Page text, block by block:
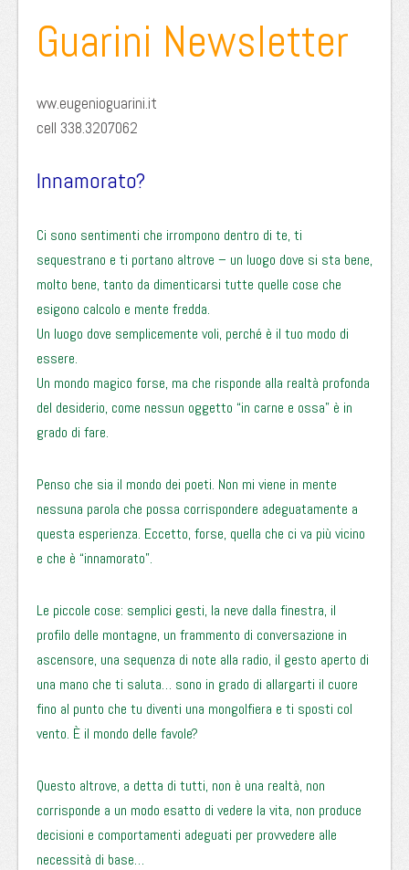
Guarini Newsletter
ww.eugenioguarini.it
cell 338.3207062
Innamorato?
Ci sono sentimenti che irrompono dentro di te, ti
sequestrano e ti portano altrove – un luogo dove si sta bene,
molto bene, tanto da dimenticarsi tutte quelle cose che
esigono calcolo e mente fredda.
Un luogo dove semplicemente voli, perché è il tuo modo di
essere.
Un mondo magico forse, ma che risponde alla realtà profonda
del desiderio, come nessun oggetto “in carne e ossa” è in
grado di fare.
Penso che sia il mondo dei poeti. Non mi viene in mente
nessuna parola che possa corrispondere adeguatamente a
questa esperienza. Eccetto, forse, quella che ci va più vicino
e che è “innamorato”.
Le piccole cose: semplici gesti, la neve dalla finestra, il
profilo delle montagne, un frammento di conversazione in
ascensore, una sequenza di note alla radio, il gesto aperto di
una mano che ti saluta… sono in grado di allargarti il cuore
fino al punto che tu diventi una mongolfiera e ti sposti col
vento. È il mondo delle favole?
Questo altrove, a detta di tutti, non è una realtà, non
corrisponde a un modo esatto di vedere la vita, non produce
decisioni e comportamenti adeguati per provvedere alle
necessità di base…